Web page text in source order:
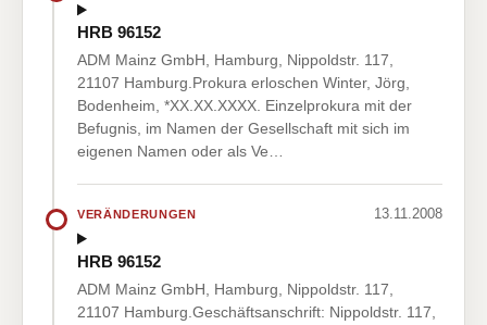
HRB 96152
ADM Mainz GmbH, Hamburg, Nippoldstr. 117,
21107 Hamburg.Prokura erloschen Winter, Jörg,
Bodenheim, *XX.XX.XXXX. Einzelprokura mit der
Befugnis, im Namen der Gesellschaft mit sich im
eigenen Namen oder als Ve…
VERÄNDERUNGEN 13.11.2008
HRB 96152
ADM Mainz GmbH, Hamburg, Nippoldstr. 117,
21107 Hamburg.Geschäftsanschrift: Nippoldstr. 117,